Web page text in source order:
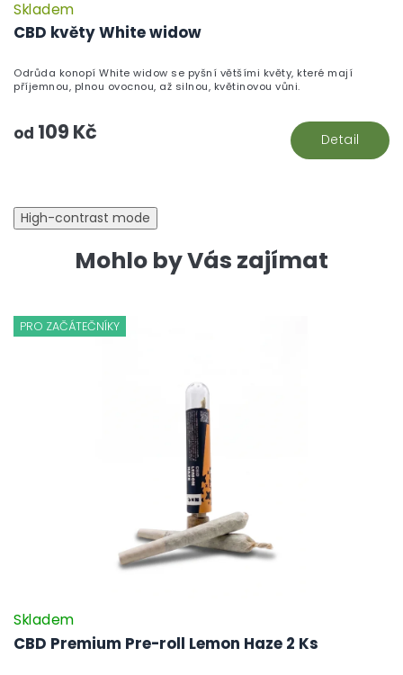
CBD květy White widow
Skladem
od 109 Kč Detail
Odrůda konopí White widow se pyšní většími květy, které mají
příjemnou, plnou ovocnou, až silnou, květinovou vůni.
High-contrast mode
Mohlo by Vás zajímat
PRO ZAČÁTEČNÍKY
CBD Premium Pre-roll Lemon Haze 2 Ks
Skladem